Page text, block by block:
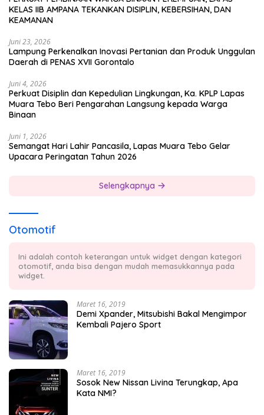
KELAS IIB AMPANA TEKANKAN DISIPLIN, KEBERSIHAN, DAN
KEAMANAN
Juni 23, 2026
Lampung Perkenalkan Inovasi Pertanian dan Produk Unggulan
Daerah di PENAS XVII Gorontalo
Juni 4, 2026
Perkuat Disiplin dan Kepedulian Lingkungan, Ka. KPLP Lapas
Muara Tebo Beri Pengarahan Langsung kepada Warga
Binaan
Juni 1, 2026
Semangat Hari Lahir Pancasila, Lapas Muara Tebo Gelar
Upacara Peringatan Tahun 2026
Selengkapnya
Otomotif
Ini adalah contoh keterangan untuk widget dengan kategori
otomotif, anda bisa dengan mudah memasukkannya pada
widget.
Maret 16, 2019
Demi Xpander, Mitsubishi Bakal Mengimpor
Kembali Pajero Sport
Maret 16, 2019
Sosok New Nissan Livina Terungkap, Apa
Kata NMI?